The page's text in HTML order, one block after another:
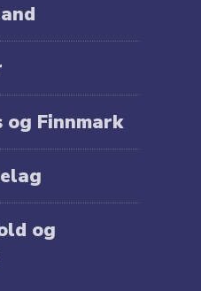
og Finnmark
og